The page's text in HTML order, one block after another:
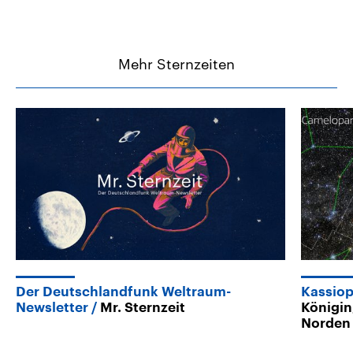
Mehr Sternzeiten
Der Deutschlandfunk Weltraum-
Newsletter
Mr. Sternzeit
Norden